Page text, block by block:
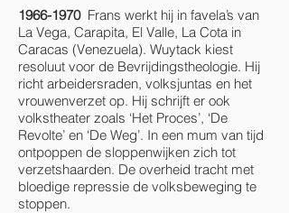
1966-1970 Frans werkt hij in favela’s van
La Vega, Carapita, El Valle, La Cota in
Caracas (Venezuela). Wuytack kiest
resoluut voor de Bevrijdingstheologie. Hij
richt arbeidersraden, volksjuntas en het
vrouwenverzet op. Hij schrijft er ook
volkstheater zoals ‘Het Proces’, ‘De
Revolte’ en ‘De Weg’. In een mum van tijd
ontpoppen de sloppenwijken zich tot
verzetshaarden. De overheid tracht met
bloedige repressie de volksbeweging te
stoppen.